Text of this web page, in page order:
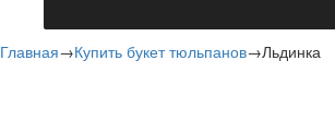
Главная→Купить букет тюльпанов→Льдинка